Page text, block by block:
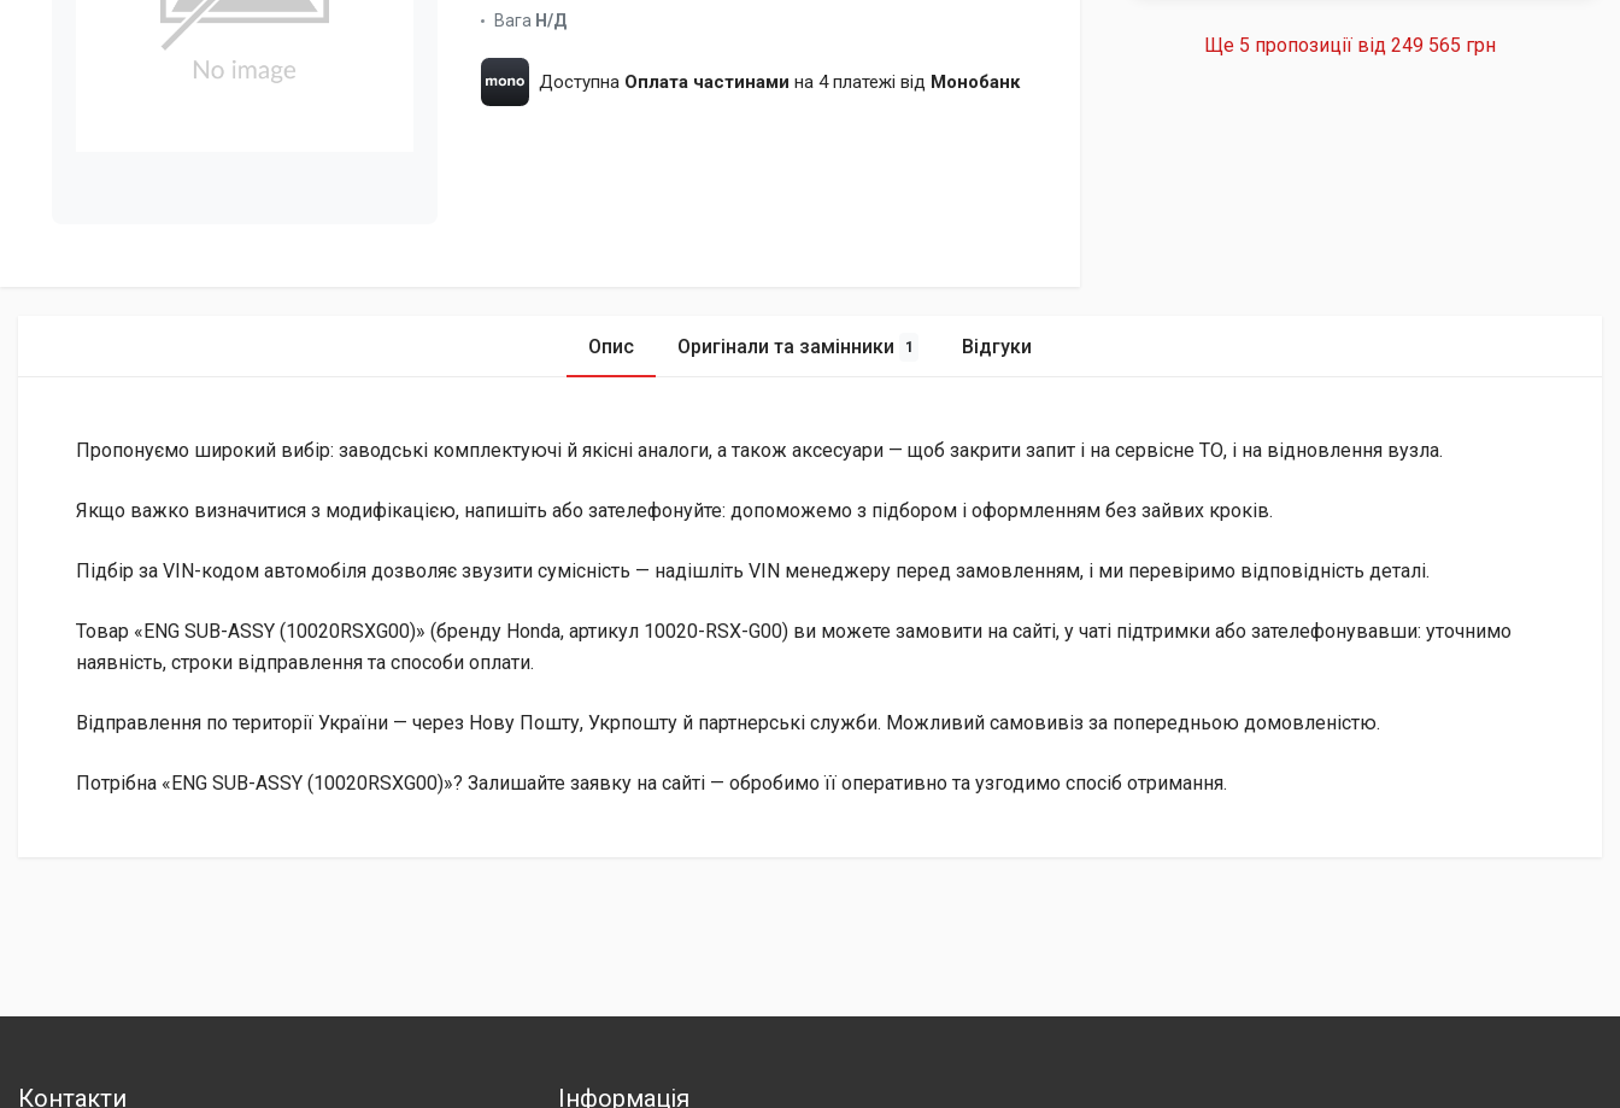
Вага Н/Д
Доступна Оплата частинами на 4 платежі від Монобанк
Ще 5 пропозиції від 249 565 грн
Опис Оригінали та замінники 1 Відгуки
Пропонуємо широкий вибір: заводські комплектуючі й якісні аналоги, а також аксесуари — щоб закрити запит і на сервісне ТО, і на відновлення вузла.
Якщо важко визначитися з модифікацією, напишіть або зателефонуйте: допоможемо з підбором і оформленням без зайвих кроків.
Підбір за VIN-кодом автомобіля дозволяє звузити сумісність — надішліть VIN менеджеру перед замовленням, і ми перевіримо відповідність деталі.
Товар «ENG SUB-ASSY (10020RSXG00)» (бренду Honda, артикул 10020-RSX-G00) ви можете замовити на сайті, у чаті підтримки або зателефонувавши: уточнимо
наявність, строки відправлення та способи оплати.
Відправлення по території України — через Нову Пошту, Укрпошту й партнерські служби. Можливий самовивіз за попередньою домовленістю.
Потрібна «ENG SUB-ASSY (10020RSXG00)»? Залишайте заявку на сайті — обробимо її оперативно та узгодимо спосіб отримання.
Контакти Інформація